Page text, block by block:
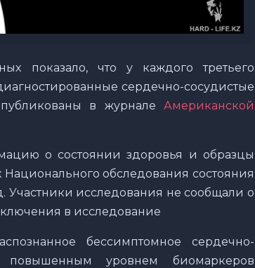
показало, что у каждого третьего
сердечно-сосудистые
в журнале Американской
о состоянии здоровья и образцы
обследования состояния
Участники исследования не сообщали о
в исследование
бессимптомное сердечно-
повышенным уровнем биомаркеров